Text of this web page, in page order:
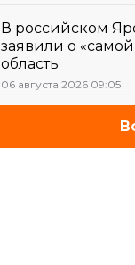
В российском
заявили о
область
06 августа 2026 09:05